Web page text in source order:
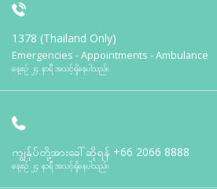
1378 (Thailand Only)
Emergencies - Appointments - Ambulance
နေ့စဉ် ၂၄ နာရီ အသင့်ရှိနေပါသည်။
ကျွန်ုပ်တို့အားခေါ်ဆိုရန် +66 2066 8888
နေ့စဉ် ၂၄ နာရီ အသင့်ရှိနေပါသည်။